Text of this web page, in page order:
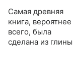
Самая древняя
книга, вероятнее
всего, была
сделана из глины